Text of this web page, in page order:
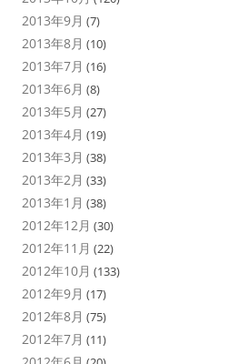
2013年9月 (7)
2013年8月 (10)
2013年7月 (16)
2013年6月 (8)
2013年5月 (27)
2013年4月 (19)
2013年3月 (38)
2013年2月 (33)
2013年1月 (38)
2012年12月 (30)
2012年11月 (22)
2012年10月 (133)
2012年9月 (17)
2012年8月 (75)
2012年7月 (11)